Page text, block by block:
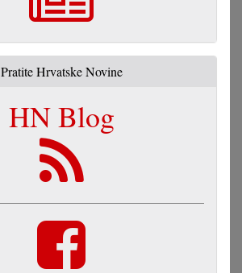
Pratite Hrvatske Novine
HN Blog